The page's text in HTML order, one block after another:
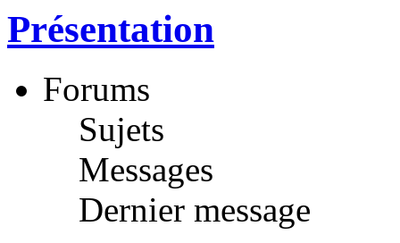
Présentation
Forums
Sujets
Messages
Dernier message